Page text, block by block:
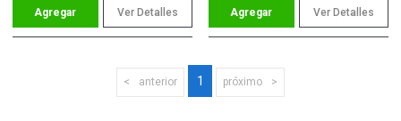
Ver Detalles Ver Detalles
anterior 1 próximo